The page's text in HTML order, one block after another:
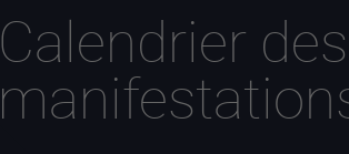
environnement
Informations parcelles
Guichet virtuel
Annuaire communal
Programme de
législature
Stratégies
Jumelage
Calendrier des